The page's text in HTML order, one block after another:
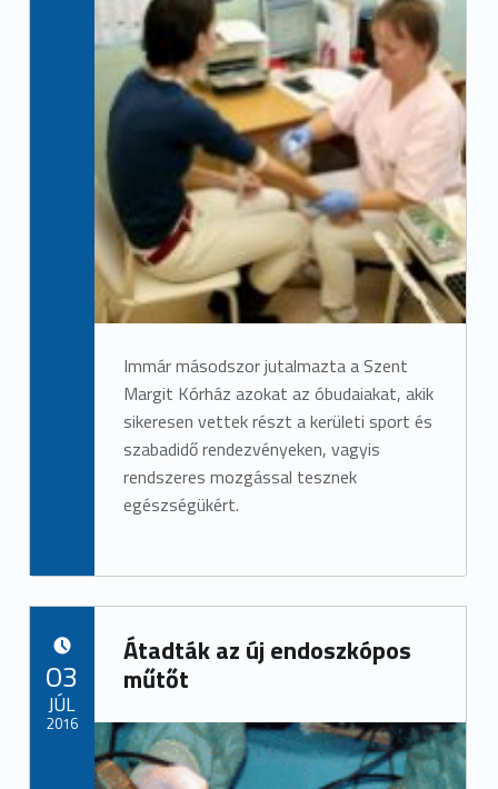
Immár másodszor jutalmazta a Szent
Margit Kórház azokat az óbudaiakat, akik
sikeresen vettek részt a kerületi sport és
szabadidő rendezvényeken, vagyis
rendszeres mozgással tesznek
egészségükért.
Átadták az új endoszkópos
műtőt
03
JÚL
2016